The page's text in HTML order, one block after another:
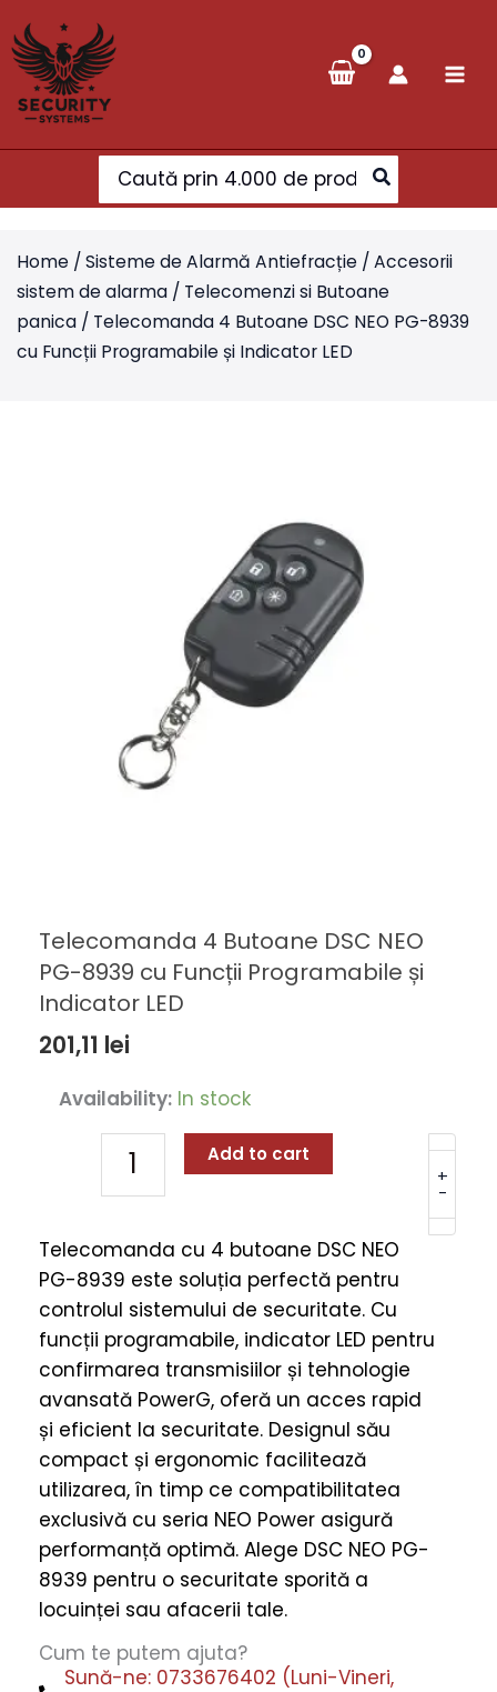
to
content
Search
for:
Home / Sisteme de Alarmă Antiefracție / Accesorii
sistem de alarma / Telecomenzi si Butoane
panica / Telecomanda 4 Butoane DSC NEO PG-8939
cu Funcții Programabile și Indicator LED
Telecomanda 4 Butoane DSC NEO
PG-8939 cu Funcții Programabile și
Indicator LED
201,11 lei
Availability: In stock
-
4
Butoane
8939
cu
Funcții
Programabile
și
Indicator
LED
quantity
+
Add to cart
Telecomanda cu 4 butoane DSC NEO
PG-8939 este soluția perfectă pentru
controlul sistemului de securitate. Cu
funcții programabile, indicator LED pentru
confirmarea transmisiilor și tehnologie
avansată PowerG, oferă un acces rapid
și eficient la securitate. Designul său
compact și ergonomic facilitează
utilizarea, în timp ce compatibilitatea
exclusivă cu seria NEO Power asigură
performanță optimă. Alege DSC NEO PG-
8939 pentru o securitate sporită a
locuinței sau afacerii tale.
Cum te putem ajuta?
Sună-ne: 0733676402 (Luni-Vineri,